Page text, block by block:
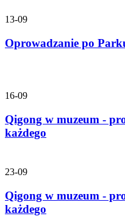
13-09
Oprowadzanie po
16-09
Qigong w muzeum -
każdego
23-09
Qigong w muzeum -
każdego